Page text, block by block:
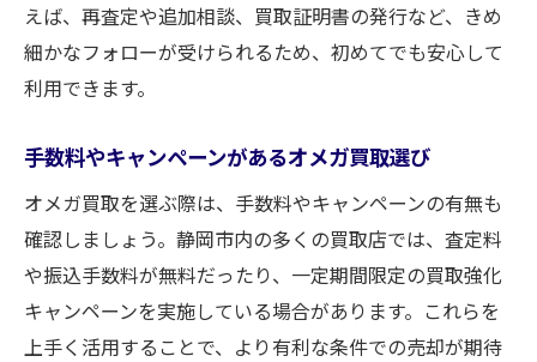
えば、再査定や追加相談、買取証明書の発行など、きめ
細かなフォローが受けられるため、初めてでも安心して
利用できます。
手数料やキャンペーンがあるオメガ買取選び
オメガ買取を選ぶ際は、手数料やキャンペーンの有無も
確認しましょう。静岡市内の多くの買取店では、査定料
や振込手数料が無料だったり、一定期間限定の買取強化
キャンペーンを実施している場合があります。これらを
上手く活用することで、より有利な条件での売却が期待